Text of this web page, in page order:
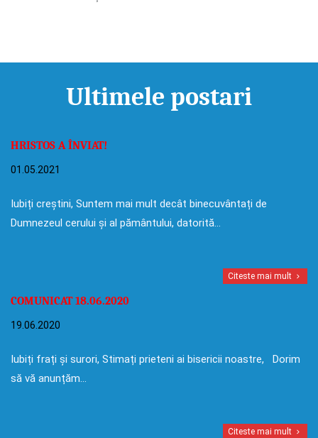
Ultimele postari
HRISTOS A ÎNVIAT!
01.05.2021
Iubiți creștini, Suntem mai mult decât binecuvântați de
Dumnezeul cerului și al pământului, datorită…
Citeste mai mult
COMUNICAT 18.06.2020
19.06.2020
Iubiți frați și surori, Stimați prieteni ai bisericii noastre, Dorim
să vă anunțăm…
Citeste mai mult